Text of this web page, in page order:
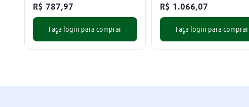
R$ 787,97
Faça login para comprar
R$ 1.066,07
Faça login para comprar